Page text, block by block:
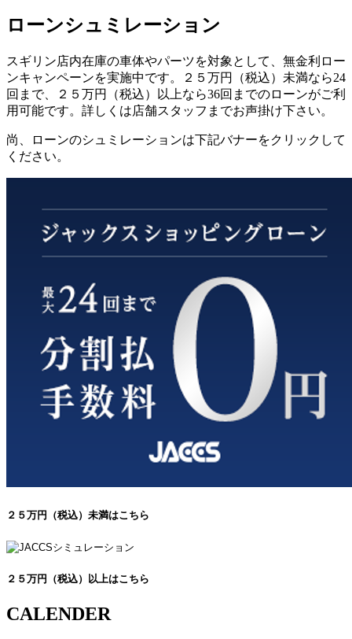
ローンシュミレーション
スギリン店内在庫の車体やパーツを対象として、無金利ロー
ンキャンペーンを実施中です。２５万円（税込）未満なら24
回まで、２５万円（税込）以上なら36回までのローンがご利
用可能です。詳しくは店舗スタッフまでお声掛け下さい。
尚、ローンのシュミレーションは下記バナーをクリックして
ください。
２５万円（税込）未満はこちら
２５万円（税込）以上はこちら
CALENDER